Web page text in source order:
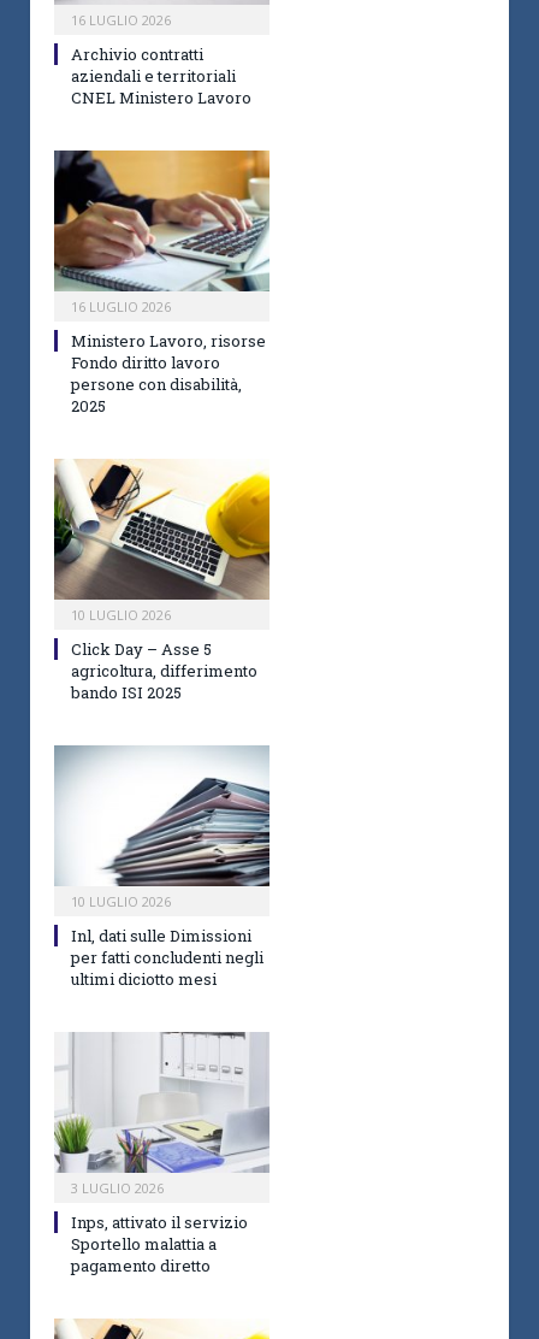
16 LUGLIO 2026
Archivio contratti
aziendali e territoriali
CNEL Ministero Lavoro
16 LUGLIO 2026
Ministero Lavoro, risorse
Fondo diritto lavoro
persone con disabilità,
2025
10 LUGLIO 2026
Click Day – Asse 5
agricoltura, differimento
bando ISI 2025
10 LUGLIO 2026
Inl, dati sulle Dimissioni
per fatti concludenti negli
ultimi diciotto mesi
3 LUGLIO 2026
Inps, attivato il servizio
Sportello malattia a
pagamento diretto